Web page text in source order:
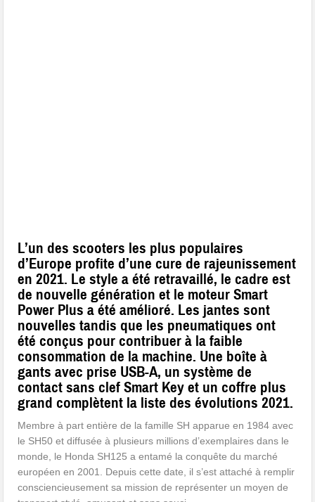
L’un des scooters les plus populaires
d’Europe profite d’une cure de rajeunissement
en 2021. Le style a été retravaillé, le cadre est
de nouvelle génération et le moteur Smart
Power Plus a été amélioré. Les jantes sont
nouvelles tandis que les pneumatiques ont
été conçus pour contribuer à la faible
consommation de la machine. Une boîte à
gants avec prise USB-A, un système de
contact sans clef Smart Key et un coffre plus
grand complètent la liste des évolutions 2021.
Membre à part entière de la famille SH apparue en 1984 avec
le SH50 et diffusée à plusieurs millions d’exemplaires dans le
monde, le Honda SH125 a entamé la conquête du marché
européen en 2001. Depuis cette date, il s’est attaché à remplir
consciencieusement sa mission de représenter un moyen de